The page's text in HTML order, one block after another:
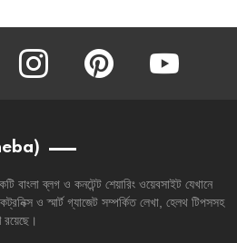
instagram pinterest youtube
ব্লগ ও কনটেন্ট শেয়ারিং ওয়েবসাইট যেখানে
ও স্মার্ট গ্যাজেট সম্পর্কিত লেখা, হেলথ টিপসসহ
রয়েছে।